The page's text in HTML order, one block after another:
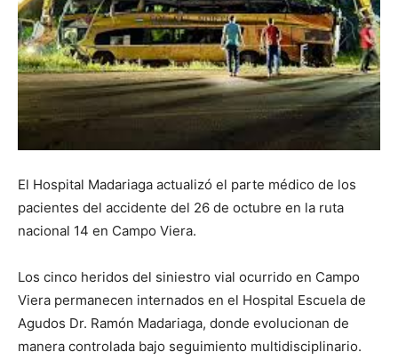
El Hospital Madariaga actualizó el parte médico de los
pacientes del accidente del 26 de octubre en la ruta
nacional 14 en Campo Viera.
Los cinco heridos del siniestro vial ocurrido en Campo
Viera permanecen internados en el Hospital Escuela de
Agudos Dr. Ramón Madariaga, donde evolucionan de
manera controlada bajo seguimiento multidisciplinario.